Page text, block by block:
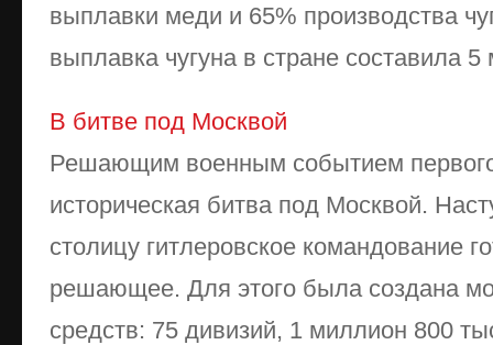
выплавки меди и 65% производства
выплавка чугуна в стране составила
В битве под Москвой
Решающим военным событием
историческая битва под Москвой.
столицу гитлеровское командование
решающее. Для этого была создана
средств: 75 дивизий, 1 миллион 800